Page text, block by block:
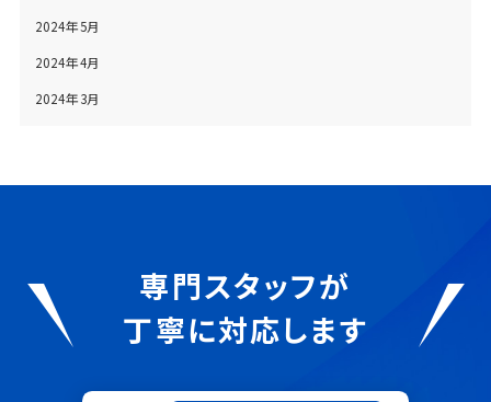
2024年5月
2024年4月
2024年3月
専門スタッフが
丁寧に対応します